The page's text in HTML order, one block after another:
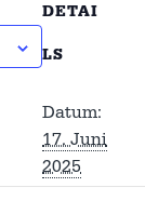
DETAI
LS
Datum:
17. Juni
2025